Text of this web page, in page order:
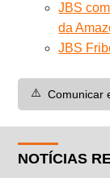
JBS
da
JBS
⚠️ Comunicar
NOTÍCIAS